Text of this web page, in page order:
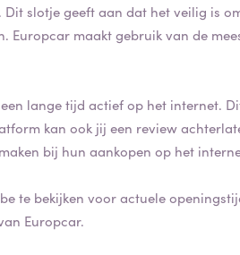
d
e
n
g
i
s
e
v
e
slotje geeft aan dat het veilig is
Europcar maakt gebruik van de
lange tijd actief op het internet.
kan ook jij een review
bij hun aankopen op het
te bekijken voor actuele
Europcar.